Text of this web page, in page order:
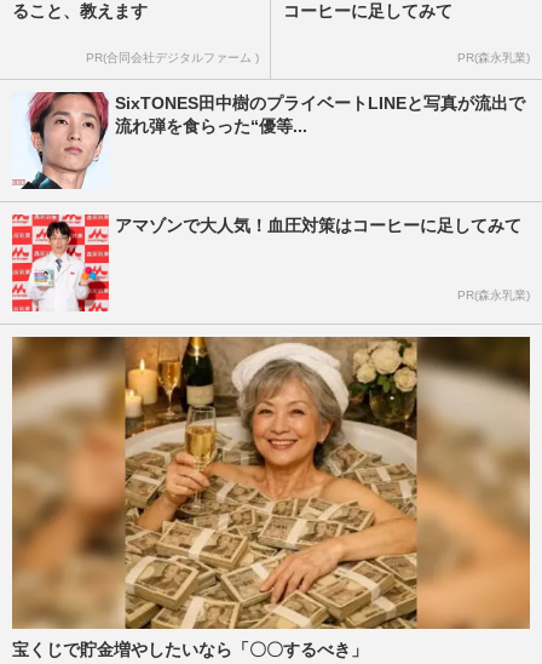
ること、教えます
PR(合同会社デジタルファーム )
コーヒーに足してみて
PR(森永乳業)
SixTONES田中樹のプライベートLINEと写真が流出で
流れ弾を食らった“優等...
アマゾンで大人気！血圧対策はコーヒーに足してみて
PR(森永乳業)
宝くじで貯金増やしたいなら「〇〇するべき」